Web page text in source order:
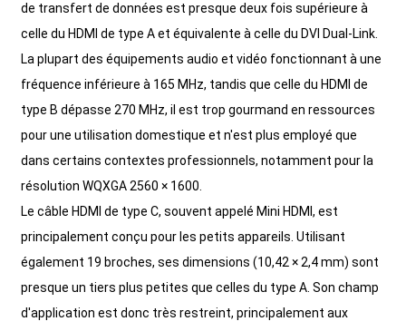
de transfert de données est presque deux fois supérieure à
celle du HDMI de type A et équivalente à celle du DVI Dual-Link.
La plupart des équipements audio et vidéo fonctionnant à une
fréquence inférieure à 165 MHz, tandis que celle du HDMI de
type B dépasse 270 MHz, il est trop gourmand en ressources
pour une utilisation domestique et n'est plus employé que
dans certains contextes professionnels, notamment pour la
résolution WQXGA 2560 × 1600.
Le câble HDMI de type C, souvent appelé Mini HDMI, est
principalement conçu pour les petits appareils. Utilisant
également 19 broches, ses dimensions (10,42 × 2,4 mm) sont
presque un tiers plus petites que celles du type A. Son champ
d'application est donc très restreint, principalement aux